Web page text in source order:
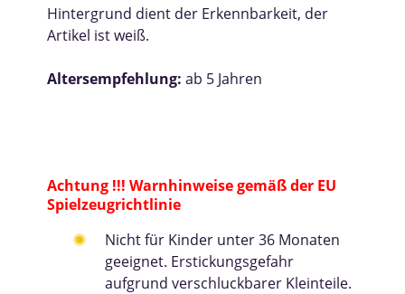
Hintergrund dient der Erkennbarkeit, der
Artikel ist weiß.
Altersempfehlung: ab 5 Jahren
Achtung !!! Warnhinweise gemäß der EU
Spielzeugrichtlinie
Nicht für Kinder unter 36 Monaten
geeignet. Erstickungsgefahr
aufgrund verschluckbarer Kleinteile.